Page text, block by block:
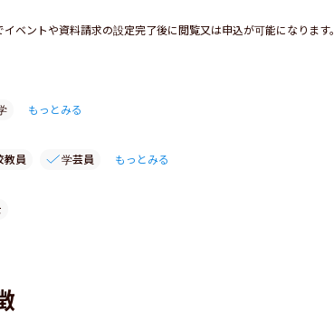
ベントや資料請求の設定完了後に閲覧又は申込が可能になります。
もっとみる
教員 学芸員 もっとみる